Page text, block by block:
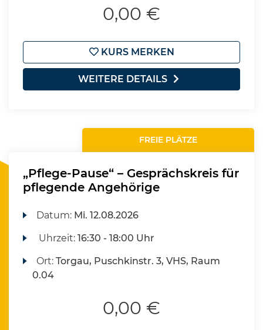
0,00 €
KURS MERKEN
WEITERE DETAILS
FREIE PLÄTZE
„Pflege-Pause“ – Gesprächskreis für
pflegende Angehörige
Datum: Mi. 12.08.2026
Uhrzeit:16:30 - 18:00 Uhr
Ort:Torgau, Puschkinstr. 3, VHS, Raum
0.04
0,00 €